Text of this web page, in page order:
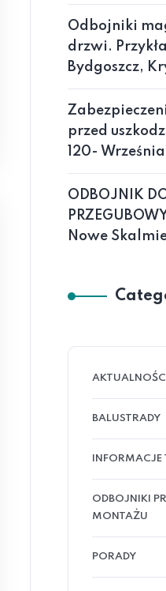
Odbojniki
drzwi.
Bydgoszcz,
przed
120- Września
ODBOJNIK
Nowe
AKTUALNOŚCI
BALUSTRADY
INFORMACJE
ODBOJNIKI
MONTAŻU
PORADY